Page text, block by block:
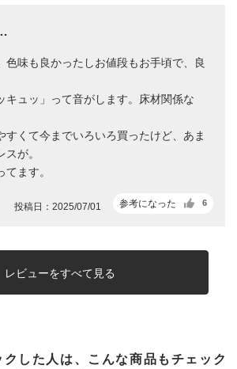
色味も良かったしお値段もお手頃で、良
キュッ」って音がします。床材関係な
すくて今までいろいろ買ったけど、あま
が。
ます。
参考になった 6
投稿日：2025/07/01
レビューをすべて見る
クした人は、こんな商品もチェック